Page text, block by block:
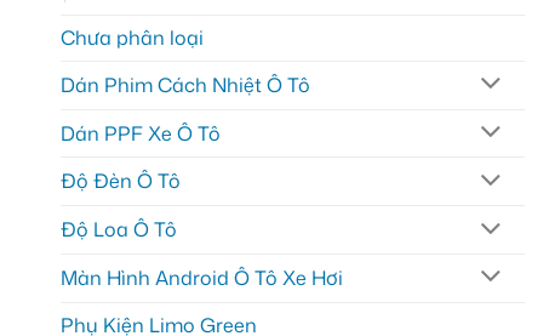
Chưa phân loại
Dán Phim Cách Nhiệt Ô Tô
Dán PPF Xe Ô Tô
Độ Đèn Ô Tô
Độ Loa Ô Tô
Màn Hình Android Ô Tô Xe Hơi
Phụ Kiện Limo Green